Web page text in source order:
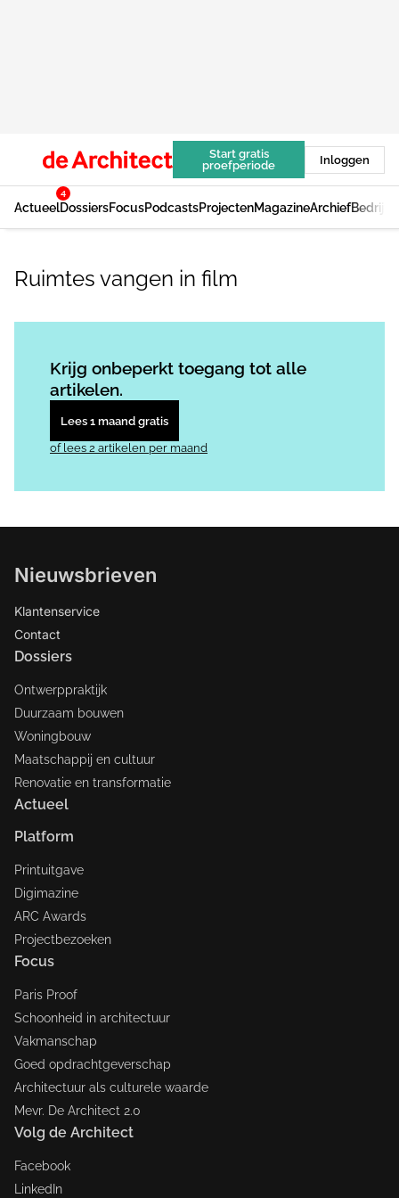
Start gratis
proefperiode
Inloggen
Actueel
4
DossiersFocusPodcastsProjectenMagazineArchief
Ruimtes vangen in film
Krijg onbeperkt toegang tot alle
artikelen.
Lees 1 maand gratis
of lees 2 artikelen per maand
Nieuwsbrieven
Klantenservice
Contact
Dossiers
Ontwerppraktijk
Duurzaam bouwen
Woningbouw
Maatschappij en cultuur
Renovatie en transformatie
Actueel
Platform
Printuitgave
Digimazine
ARC Awards
Projectbezoeken
Focus
Paris Proof
Schoonheid in architectuur
Vakmanschap
Goed opdrachtgeverschap
Architectuur als culturele waarde
Mevr. De Architect 2.0
Volg de Architect
Facebook
LinkedIn